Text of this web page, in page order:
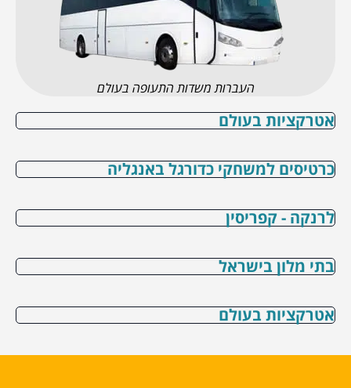
העברות משדות התעופה בעולם
אטרקציות בעולם
כרטיסים למשחקי כדורגל באנגליה
לרנקה - קפריסין
בתי מלון בישראל
אטרקציות בעולם